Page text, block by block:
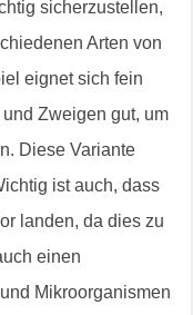
sicherzustellen,
Arten von
eignet sich fein
Zweigen gut, um
Diese Variante
ist auch, dass
landen, da dies zu
einen
Mikroorganismen